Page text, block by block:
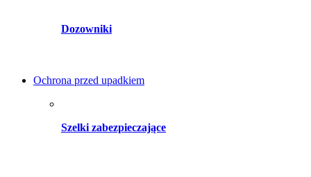
Dozowniki
Ochrona przed upadkiem
Szelki zabezpieczające